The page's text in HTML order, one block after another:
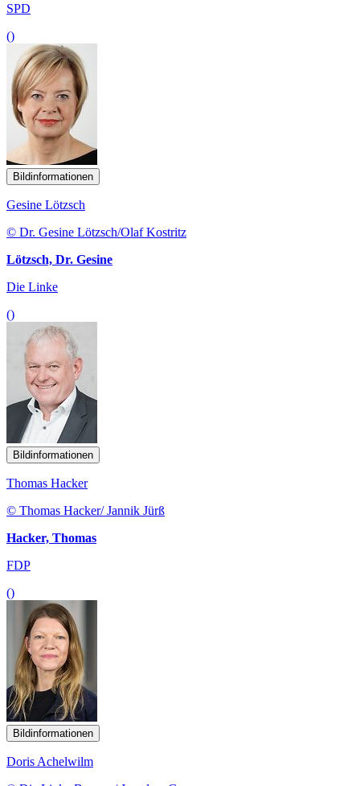
SPD
()
Bildinformationen
Gesine Lötzsch
© Dr. Gesine Lötzsch/Olaf Kostritz
Lötzsch, Dr. Gesine
Die Linke
()
Bildinformationen
Thomas Hacker
© Thomas Hacker/ Jannik Jürß
Hacker, Thomas
FDP
()
Bildinformationen
Doris Achelwilm